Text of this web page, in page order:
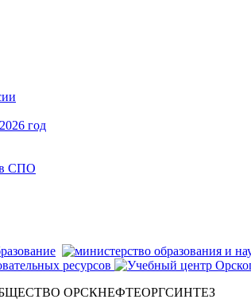
год
в СПО